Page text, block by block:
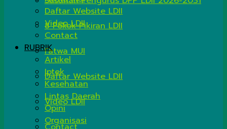
8 Pokok Pikiran LDII
Fatwa MUI
Daftar Website LDII
Video LDII
Daftar Website LDII
Video LDII
Contact
RUBRIK
Artikel
Iptek
Kesehatan
Lintas Daerah
Opini
Organisasi